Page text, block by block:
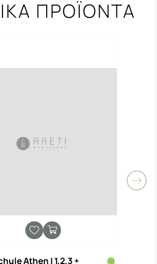
ΠΡΟΪΟΝΤΑ
Athen | 1,2,3 +